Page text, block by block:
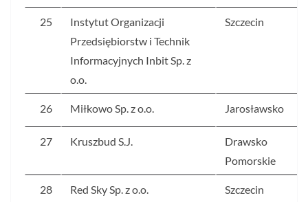
25
Instytut Organizacji
Przedsiębiorstw i Technik
Informacyjnych Inbit Sp. z
o.o.
Szczecin
26 Miłkowo Sp. z o.o. Jarosławsko
27 Kruszbud S.J.
Drawsko
Pomorskie
28 Red Sky Sp. z o.o. Szczecin